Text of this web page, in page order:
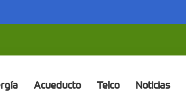
Acueducto Telco Noticias